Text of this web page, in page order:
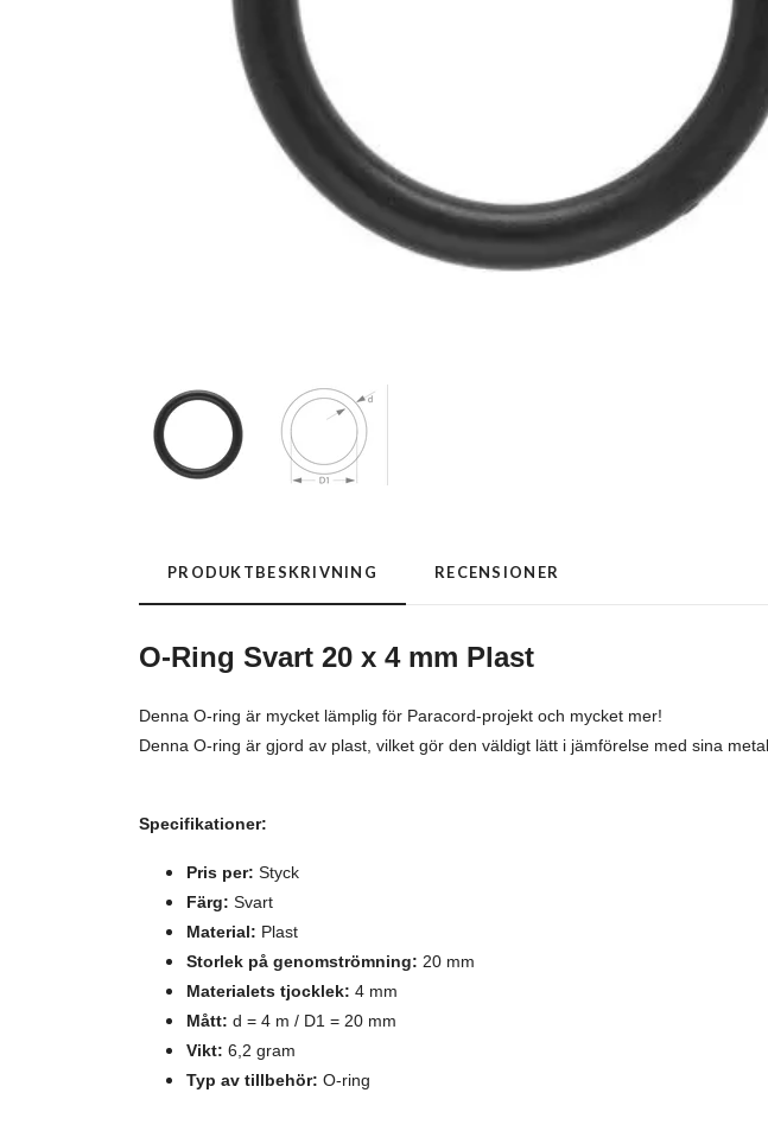
PRODUKTBESKRIVNING RECENSIONER
O-Ring Svart 20 x 4 mm Plast
Denna O-ring är mycket lämplig för Paracord-projekt och mycket mer!
Denna O-ring är gjord av plast, vilket gör den väldigt lätt i jämförelse med sina
Specifikationer:
Pris per: Styck
Färg: Svart
Material: Plast
Storlek på genomströmning: 20 mm
Materialets tjocklek: 4 mm
Mått: d = 4 m / D1 = 20 mm
Vikt: 6,2 gram
Typ av tillbehör: O-ring